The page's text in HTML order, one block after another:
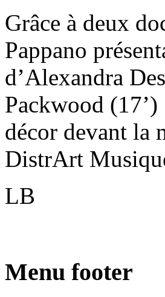
Grâce à deux
Pappano
d’Alexandra
Packwood
décor devant la
DistrArt
LB
Menu footer